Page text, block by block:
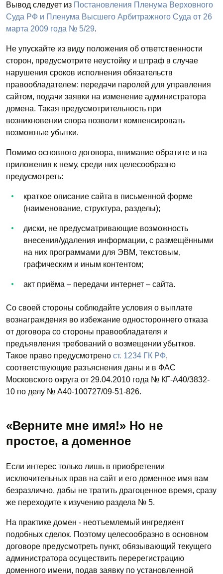
Вывод следует из Постановления Пленума Верховного
Суда РФ и Пленума Высшего Арбитражного Суда от 26
марта 2009 года № 5/29.
Не упускайте из виду положения об ответственности
сторон, предусмотрите неустойку и штраф в случае
нарушения сроков исполнения обязательств
правообладателем: передачи паролей для управления
сайтом, подачи заявки на изменение администратора
домена. Такая предусмотрительность при
возникновении спора позволит компенсировать
возможные убытки.
Помимо основного договора, внимание обратите и на
приложения к нему, среди них целесообразно
предусмотреть:
краткое описание сайта в письменной форме
(наименование, структура, разделы);
диски, не предусматривающие возможность
внесения/удаления информации, с размещёнными
на них программами для ЭВМ, текстовым,
графическим и иным контентом;
акт приёма – передачи интернет – сайта.
Со своей стороны соблюдайте условия о выплате
вознаграждения во избежание одностороннего отказа
от договора со стороны правообладателя и
предъявления требований о возмещении убытков.
Такое право предусмотрено ст. 1234 ГК РФ,
соответствующие разъяснения даны и в ФАС
Московского округа от 29.04.2010 года № КГ-А40/3832-
10 по делу № А40-100727/09-51-826.
«Верните мне имя!» Но не
простое, а доменное
Если интерес только лишь в приобретении
исключительных прав на сайт и его доменное имя вам
безразлично, дабы не тратить драгоценное время, сразу
же переходите к изучению раздела № 5.
На практике домен - неотъемлемый ингредиент
подобных сделок. Поэтому целесообразно в основном
договоре предусмотреть пункт, обязывающий текущего
администратора осуществить перерегистрацию
доменного имени, подав заявку по установленной